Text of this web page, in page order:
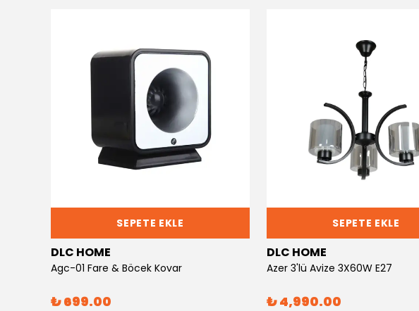
SEPETE EKLE
DLC HOME
Agc-01 Fare & Böcek Kovar
₺ 699.00
SEPETE EKLE
DLC HOME
Azer 3'lü Avize 3X60W E27
₺ 4,990.00